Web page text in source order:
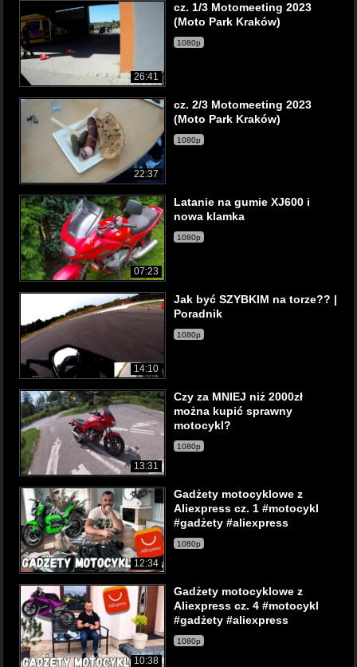
26:41
cz. 1/3 Motomeeting 2023
(Moto Park Kraków)
1080p
22:37
cz. 2/3 Motomeeting 2023
(Moto Park Kraków)
1080p
07:23
Latanie na gumie XJ600 i
nowa klamka
1080p
14:10
Jak być SZYBKIM na torze?? |
Poradnik
1080p
13:31
Czy za MNIEJ niż 2000zł
można kupić sprawny
motocykl?
1080p
12:34
Gadżety motocyklowe z
Aliexpress cz. 1 #motocykl
#gadżety #aliexpress
1080p
10:38
Gadżety motocyklowe z
Aliexpress cz. 4 #motocykl
#gadżety #aliexpress
1080p